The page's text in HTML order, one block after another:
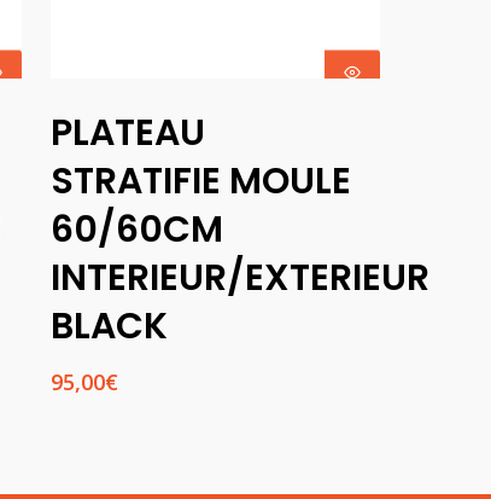
Panier
PLATEAU
STRATIFIE MOULE
60/60CM
INTERIEUR/EXTERIEUR
BLACK
95,00€